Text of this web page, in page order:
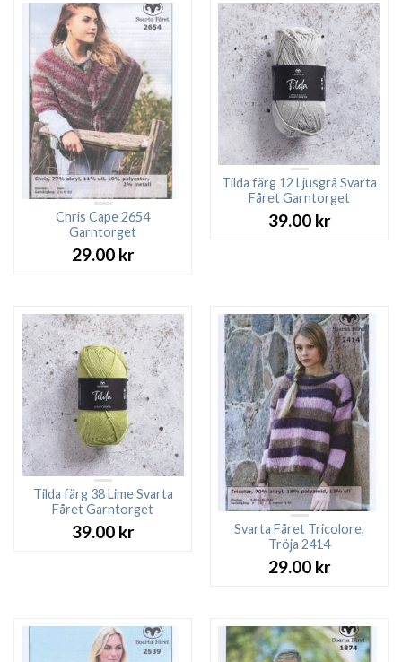
Chris Cape 2654
Garntorget
29.00 kr
Tilda färg 12 Ljusgrå Svarta
Fåret Garntorget
39.00 kr
Tilda färg 38 Lime Svarta
Fåret Garntorget
39.00 kr
Svarta Fåret Tricolore,
Tröja 2414
29.00 kr